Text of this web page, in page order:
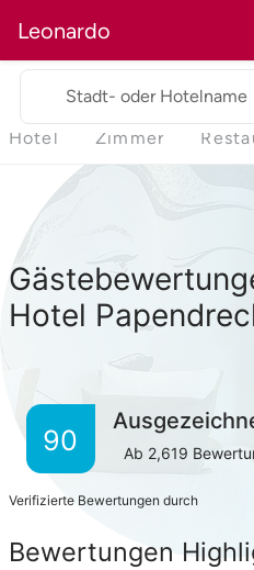
Leonardo
Stadt- oder Hotelname
Hotel Zimmer
Hotel
90 Ab 2,619
Verifizierte Bewertungen durch
Bewertungen